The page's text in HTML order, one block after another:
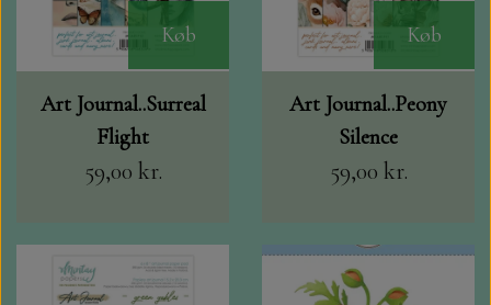
Køb
Art Journal..Surreal
Flight
59,00 kr.
Køb
Art Journal..Peony
Silence
59,00 kr.